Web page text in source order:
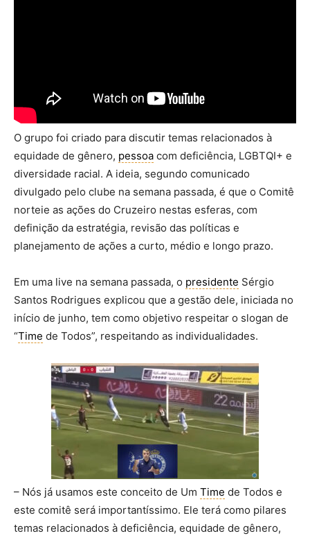
O grupo foi criado para discutir temas relacionados à
equidade de gênero, pessoa com deficiência, LGBTQI+ e
diversidade racial. A ideia, segundo comunicado
divulgado pelo clube na semana passada, é que o Comitê
norteie as ações do Cruzeiro nestas esferas, com
definição da estratégia, revisão das políticas e
planejamento de ações a curto, médio e longo prazo.
Em uma live na semana passada, o presidente Sérgio
Santos Rodrigues explicou que a gestão dele, iniciada no
início de junho, tem como objetivo respeitar o slogan de
“Time de Todos”, respeitando as individualidades.
– Nós já usamos este conceito de Um Time de Todos e
este comitê será importantíssimo. Ele terá como pilares
temas relacionados à deficiência, equidade de gênero,